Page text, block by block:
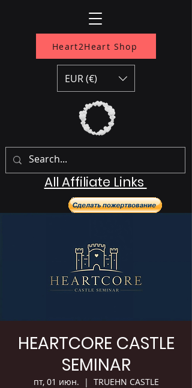
Heart2Heart Shop
All Affiliate Links
EUR (€)
HEARTCORE CASTLE
SEMINAR
пт, 01 июн.
  |
TRUEHN CASTLE